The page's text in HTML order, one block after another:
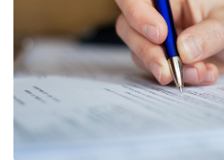
リモートワーク